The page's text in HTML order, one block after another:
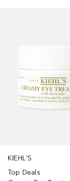
KIEHL'S
Top Deals